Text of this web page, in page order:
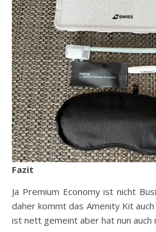
Fazit
Ja Premium Economy ist nicht
daher kommt das Amenity Kit
ist nett gemeint aber hat nun auch